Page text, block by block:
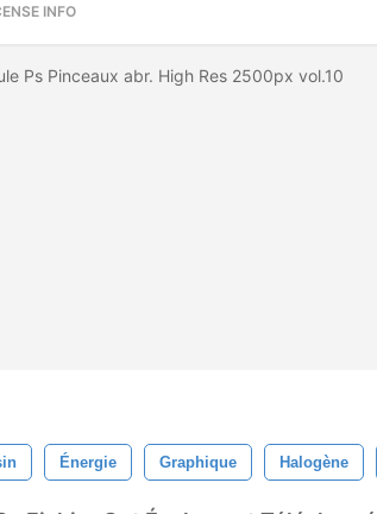
INFO
Ps Pinceaux abr. High Res 2500px vol.10
Énergie Graphique Halogène